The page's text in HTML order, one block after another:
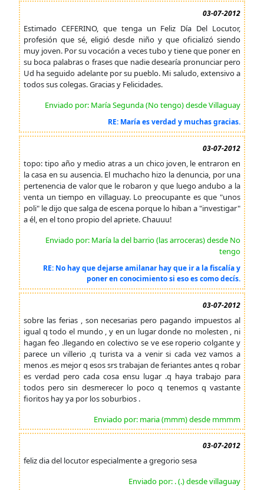
03-07-2012
Estimado CEFERINO, que tenga un Feliz Día Del Locutor,
profesión que sé, eligió desde niño y que oficializó siendo
muy joven. Por su vocación a veces tubo y tiene que poner en
su boca palabras o frases que nadie desearía pronunciar pero
Ud ha seguido adelante por su pueblo. Mi saludo, extensivo a
todos sus colegas. Gracias y Felicidades.
Enviado por: María Segunda (No tengo) desde Villaguay
RE: María es verdad y muchas gracias.
03-07-2012
topo: tipo año y medio atras a un chico joven, le entraron en
la casa en su ausencia. El muchacho hizo la denuncia, por una
pertenencia de valor que le robaron y que luego andubo a la
venta un tiempo en villaguay. Lo preocupante es que "unos
poli" le dijo que salga de escena porque lo hiban a "investigar"
a él, en el tono propio del apriete. Chauuu!
Enviado por: María la del barrio (las arroceras) desde No
tengo
RE: No hay que dejarse amilanar hay que ir a la fiscalía y
poner en conocimiento si eso es como decís.
03-07-2012
sobre las ferias , son necesarias pero pagando impuestos al
igual q todo el mundo , y en un lugar donde no molesten , ni
hagan feo .llegando en colectivo se ve ese roperio colgante y
parece un villerio ,q turista va a venir si cada vez vamos a
menos .es mejor q esos srs trabajan de feriantes antes q robar
es verdad pero cada cosa ensu lugar .q haya trabajo para
todos pero sin desmerecer lo poco q tenemos q vastante
fioritos hay ya por los soburbios .
Enviado por: maria (mmm) desde mmmm
03-07-2012
feliz dia del locutor especialmente a gregorio sesa
Enviado por: . (.) desde villaguay